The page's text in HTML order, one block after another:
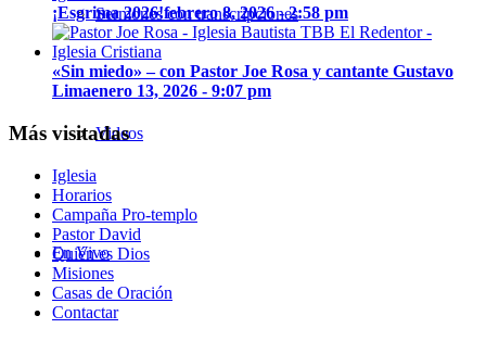
Sermones con transcripciones
Videos
En Vivo
¡Esgrima 2026!febrero 8, 2026 - 2:58 pm
«Sin miedo» – con Pastor Joe Rosa y cantante Gustavo
Limaenero 13, 2026 - 9:07 pm
Más visitadas
Iglesia
Horarios
Campaña Pro-templo
Pastor David
Quién es Dios
Misiones
Casas de Oración
Contactar